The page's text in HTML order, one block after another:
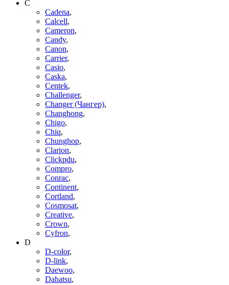
C
Cadena,
Calcell,
Cameron,
Candy,
Canon,
Carrier,
Casio,
Caska,
Centek,
Challenger,
Changer (Чангер),
Changhong,
Chigo,
Chiq,
Chunghop,
Clarion,
Clickpdu,
Compro,
Conrac,
Continent,
Cortland,
Cosmosat,
Creative,
Crown,
Cyfron,
D
D-color,
D-link,
Daewoo,
Dahatsu,